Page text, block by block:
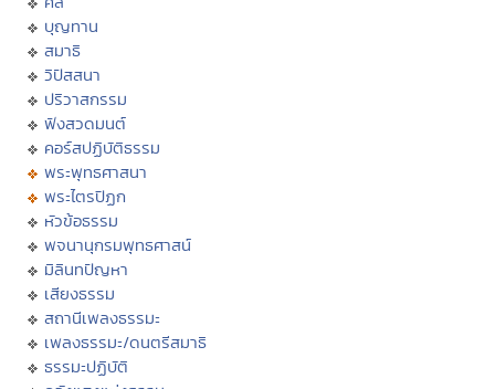
บุญทาน
สมาธิ
วิปัสสนา
ปริวาสกรรม
ฟังสวดมนต์
คอร์สปฏิบัติธรรม
พระพุทธศาสนา
พระไตรปิฏก
หัวข้อธรรม
พจนานุกรมพุทธศาสน์
มิลินทปัญหา
เสียงธรรม
สถานีเพลงธรรมะ
เพลงธรรมะ/ดนตรีสมาธิ
ธรรมะปฏิบัติ